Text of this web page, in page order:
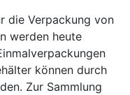
die Verpackung von
werden heute
können durch
Zur Sammlung